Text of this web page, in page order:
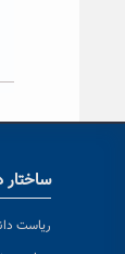
ساختار
ریاست